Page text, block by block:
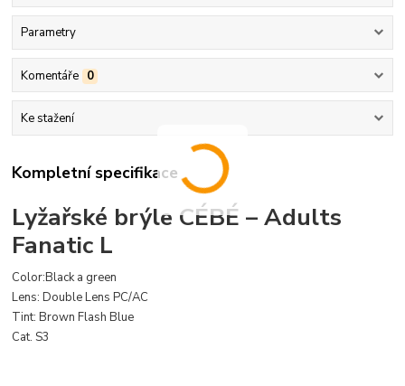
Parametry
Komentáře 0
Ke stažení
Kompletní specifikace
Lyžařské brýle CÉBÉ – Adults
Fanatic L
Color:Black a green
Lens: Double Lens PC/AC
Tint: Brown Flash Blue
Cat. S3